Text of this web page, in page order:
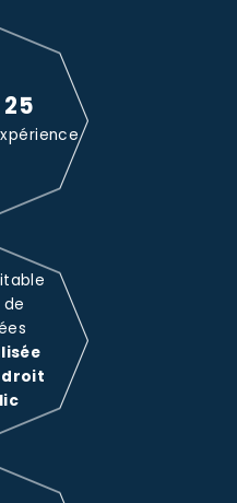
25
droit